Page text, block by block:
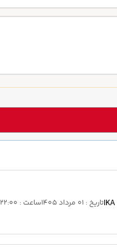
تاریخ : 01 مرداد 1405 ساعت : 22:00